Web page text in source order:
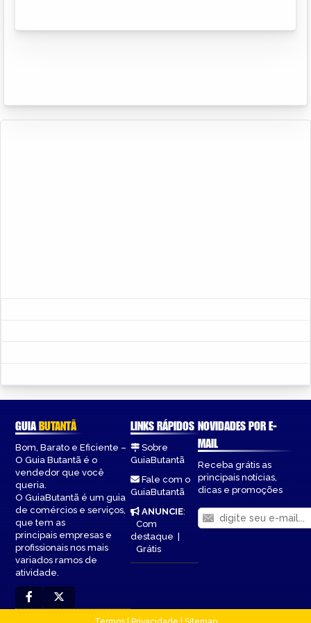
GUIABUTANTÃ
Bom, Barato e Eficiente –
O Guia Butantã é o
vendedor que você
queria.
O GuiaButantã é um guia
de comércios e serviços,
que tem as
principais empresas e
profissionais nos mais
variados ramos de
atividade.
LINKS RÁPIDOS
Sobre
GuiaButantã
Fale com o
GuiaButantã
ANUNCIE:
Com
destaque|
Grátis
NOVIDADES POR E-
MAIL
Receba grátis as
principais notícias,
dicas e promoções